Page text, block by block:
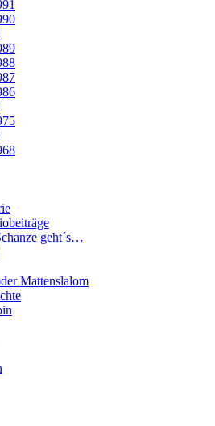
geht´s…
Mattenslalom